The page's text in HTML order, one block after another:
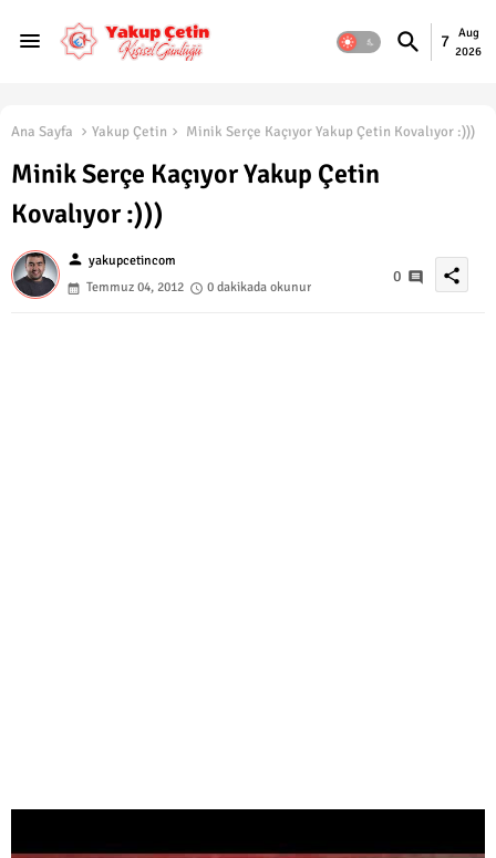
7
Aug
2026
Ana Sayfa Yakup Çetin Minik Serçe Kaçıyor Yakup Çetin Kovalıyor :)))
Minik Serçe Kaçıyor Yakup Çetin
Kovalıyor :)))
person yakupcetincom
Temmuz 04, 2012
0 dakikada okunur
0 share